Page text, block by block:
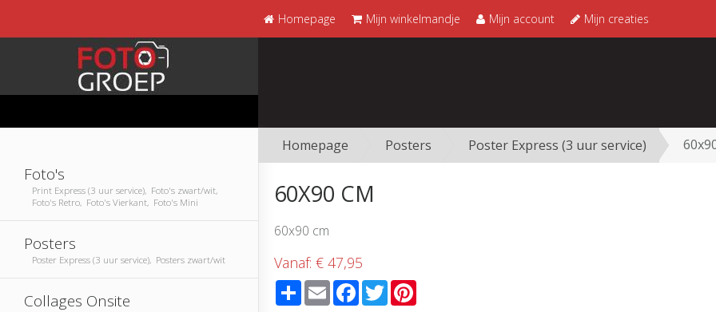
Homepage Mijn winkelmandje Mijn account Mijn creaties
Foto's
Print Express (3 uur service), Foto's zwart/wit,
Foto's Retro, Foto's Vierkant, Foto's Mini
Posters
Poster Express (3 uur service), Posters zwart/wit
Collages Onsite
Homepage Posters Poster Express (3 uur service)
60X90 CM
60x90 cm
Vanaf: € 47,95
ShareEmailFacebook
TwitterPinterest